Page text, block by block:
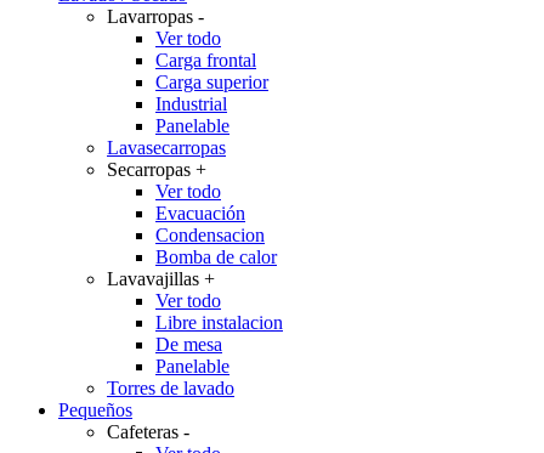
Lavarropas -
Ver todo
Carga frontal
Carga superior
Industrial
Panelable
Lavasecarropas
Secarropas +
Ver todo
Evacuación
Condensacion
Bomba de calor
Lavavajillas +
Ver todo
Libre instalacion
De mesa
Panelable
Torres de lavado
Pequeños
Cafeteras -